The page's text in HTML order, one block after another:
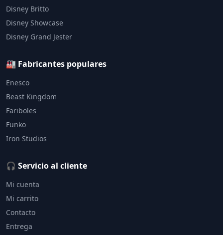
Disney Britto
Disney Showcase
Disney Grand Jester
🏭 Fabricantes populares
Enesco
Beast Kingdom
Fariboles
Funko
Iron Studios
🎧 Servicio al cliente
Mi cuenta
Mi carrito
Contacto
Entrega